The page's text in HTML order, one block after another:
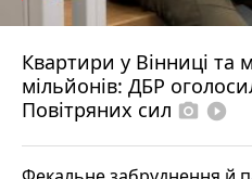
Квартири у Вінниці та
мільйонів: ДБР
Повітряних сил photo_camera play_circle_filled
6 серпня 2026 р.